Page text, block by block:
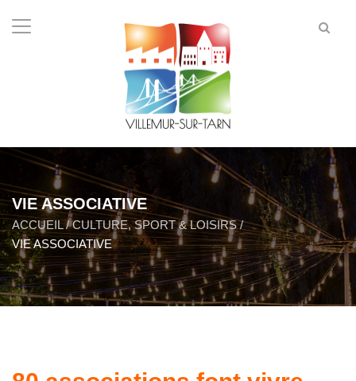
VIE ASSOCIATIVE
ACCUEIL/ CULTURE, SPORT & LOISIRS/
VIE ASSOCIATIVE